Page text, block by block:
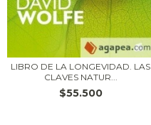
LIBRO DE LA LONGEVIDAD. LAS
CLAVES NATUR...
$55.500